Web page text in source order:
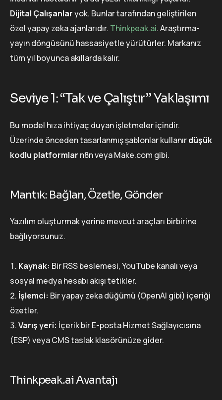
Dijital Çalışanlaryok. Bunlar tarafından geliştirilen
özel yapay zeka ajanlarıdır. Thinkpeak.ai. Araştırma-
yayın döngüsünü hassasiyetle yürütürler. Markanız
tüm yıl boyunca akıllarda kalır.
Seviye 1: “Tak ve Çalıştır” Yaklaşımı
Bu model hıza ihtiyaç duyan işletmeler içindir.
Üzerinde önceden tasarlanmış şablonlar kullanırdüşük
kodlu platformlar n8n veya Make.com gibi.
Mantık: Bağlan, Özetle, Gönder
Yazılım oluşturmak yerine mevcut araçları birbirine
bağlıyorsunuz.
Kaynak: Bir RSS beslemesi, YouTube kanalı veya
sosyal medya hesabı akışı tetikler.
İşlemci: Bir yapay zeka düğümü (OpenAI gibi) içeriği
özetler.
Varış yeri: İçerik bir E-posta Hizmet Sağlayıcısına
(ESP) veya CMS taslak klasörünüze gider.
Thinkpeak.ai Avantajı